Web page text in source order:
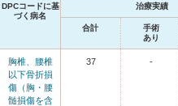
DPCコードに基
づく病名
治療実績
合計
手術
あり
胸椎、腰椎
以下骨折損
傷（胸・腰
髄損傷を含
37 -